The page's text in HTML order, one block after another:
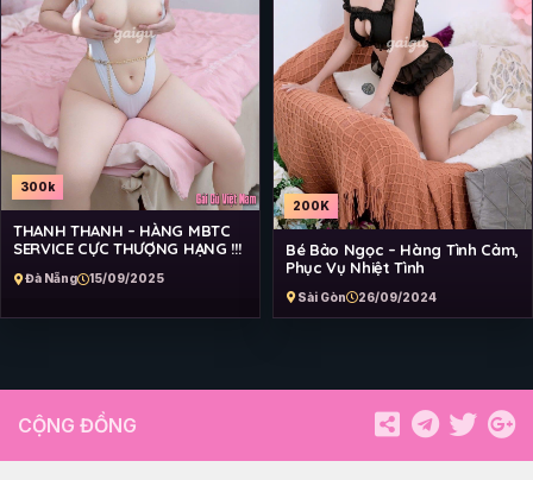
300k
THANH THANH – HÀNG MBTC
SERVICE CỰC THƯỢNG HẠNG !!!
Đà Nẵng 15/09/2025
200K
Bé Bảo Ngọc – Hàng Tình Cảm,
Phục Vụ Nhiệt Tình
Sài Gòn 26/09/2024
CỘNG ĐỒNG